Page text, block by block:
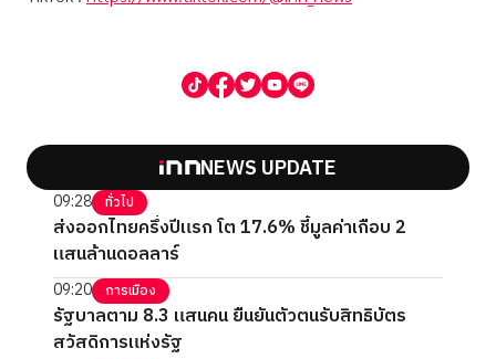
NEWS UPDATE
09:28 ทั่วไป
ส่งออกไทยครึ่งปีแรก โต 17.6% ชี้มูลค่าเกือบ 2
แสนล้านดอลลาร์
09:20 การเมือง
รัฐบาลตาม 8.3 แสนคน ยืนยันตัวตนรับสิทธิบัตร
สวัสดิการแห่งรัฐ